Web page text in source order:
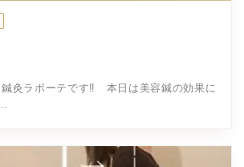
鍼灸ラボーテです‼ 本日は美容鍼の効果に